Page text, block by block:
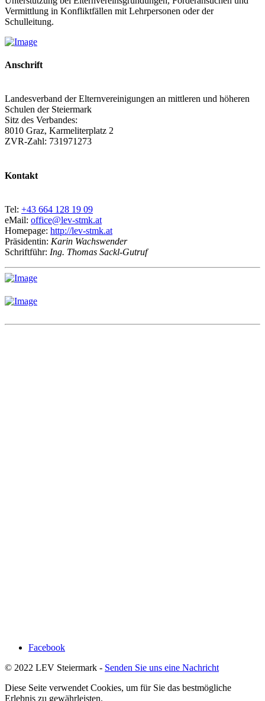
Vermittlung in Konfliktfällen mit Lehrpersonen oder der
Schulleitung.
Anschrift
Landesverband der Elternvereinigungen an mittleren und höheren
Schulen der Steiermark
Sitz des Verbandes:
8010 Graz, Karmeliterplatz 2
ZVR-Zahl: 731971273
Kontakt
Tel: +43 664 128 19 09
eMail: office@lev-stmk.at
Homepage: http://lev-stmk.at
Präsidentin: Karin Wachswender
Schriftführ: Ing. Thomas Sackl-Gutruf
Facebook
© 2022 LEV Steiermark - Senden Sie uns eine Nachricht
Diese Seite verwendet Cookies, um für Sie das bestmögliche
Erlebnis zu gewährleisten.